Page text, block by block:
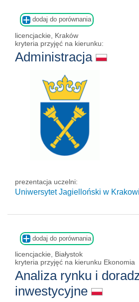
dodaj do porównania
licencjackie, Kraków
kryteria przyjęć na kierunku:
Administracja
prezentacja uczelni:
Uniwersytet Jagielloński w
dodaj do porównania
licencjackie, Białystok
kryteria przyjęć na kierunku Ekonomia
Analiza rynku i
inwestycyjne